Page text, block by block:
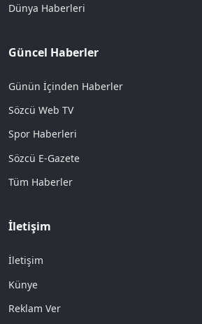
Dünya Haberleri
Güncel Haberler
Günün İçinden Haberler
Sözcü Web TV
Spor Haberleri
Sözcü E-Gazete
Tüm Haberler
İletişim
İletişim
Künye
Reklam Ver